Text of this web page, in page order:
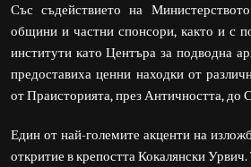
Със съдействието на
общини и частни спонсори, както и с
институти като Центъра за подводна
предоставиха ценни находки от
от Праисторията, през Античността, до
Един от най-големите акценти на
откритие в крепостта Кокалянски